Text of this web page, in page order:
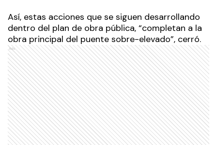
Así, estas acciones que se siguen desarrollando
dentro del plan de obra pública, “completan a la
obra principal del puente sobre-elevado”, cerró.
Ads